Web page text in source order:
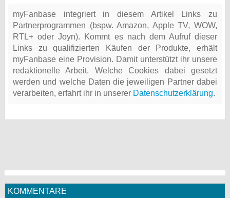
myFanbase integriert in diesem Artikel Links zu
Partnerprogrammen (bspw. Amazon, Apple TV, WOW,
RTL+ oder Joyn). Kommt es nach dem Aufruf dieser
Links zu qualifizierten Käufen der Produkte, erhält
myFanbase eine Provision. Damit unterstützt ihr unsere
redaktionelle Arbeit. Welche Cookies dabei gesetzt
werden und welche Daten die jeweiligen Partner dabei
verarbeiten, erfahrt ihr in unserer Datenschutzerklärung.
KOMMENTARE